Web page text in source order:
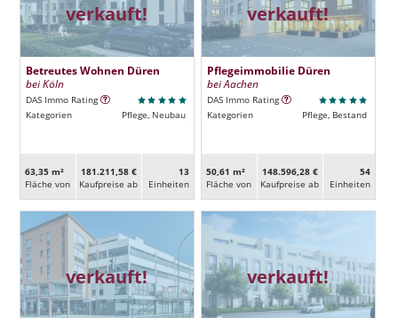
verkauft!
Betreutes Wohnen Düren
bei Köln
DAS Immo Rating
Kategorien
Pflege, Neubau
63,35 m²
Fläche von
181.211,58 €
Kaufpreise ab
13
Ein­heiten
verkauft!
Pflegeimmobilie Düren
bei Aachen
DAS Immo Rating
Kategorien
Pflege, Bestand
50,61 m²
Fläche von
148.596,28 €
Kaufpreise ab
54
Ein­heiten
verkauft! verkauft!